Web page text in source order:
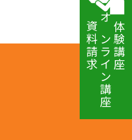
体験講座
オンライン講座
資料請求